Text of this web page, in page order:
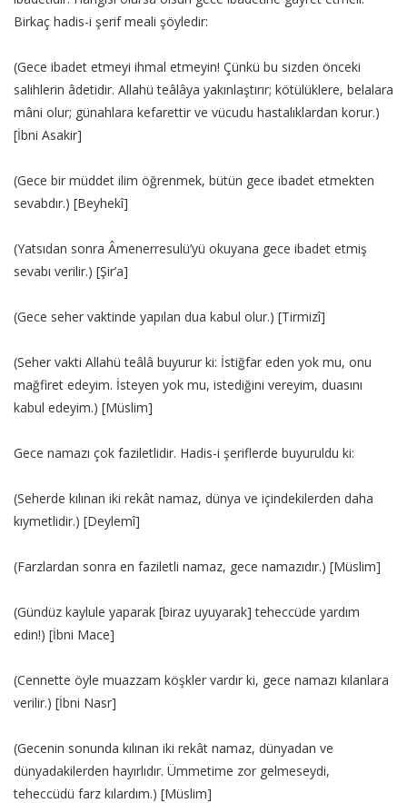
Birkaç hadis-i şerif meali şöyledir:
(Gece ibadet etmeyi ihmal etmeyin! Çünkü bu sizden önceki
salihlerin âdetidir. Allahü teâlâya yakınlaştırır; kötülüklere, belalara
mâni olur; günahlara kefarettir ve vücudu hastalıklardan korur.)
[İbni Asakir]
(Gece bir müddet ilim öğrenmek, bütün gece ibadet etmekten
sevabdır.) [Beyhekî]
(Yatsıdan sonra Âmenerresulü’yü okuyana gece ibadet etmiş
sevabı verilir.) [Şir’a]
(Gece seher vaktinde yapılan dua kabul olur.) [Tirmizî]
(Seher vakti Allahü teâlâ buyurur ki: İstiğfar eden yok mu, onu
mağfiret edeyim. İsteyen yok mu, istediğini vereyim, duasını
kabul edeyim.) [Müslim]
Gece namazı çok faziletlidir. Hadis-i şeriflerde buyuruldu ki:
(Seherde kılınan iki rekât namaz, dünya ve içindekilerden daha
kıymetlidir.) [Deylemî]
(Farzlardan sonra en faziletli namaz, gece namazıdır.) [Müslim]
(Gündüz kaylule yaparak [biraz uyuyarak] teheccüde yardım
edin!) [İbni Mace]
(Cennette öyle muazzam köşkler vardır ki, gece namazı kılanlara
verilir.) [İbni Nasr]
(Gecenin sonunda kılınan iki rekât namaz, dünyadan ve
dünyadakilerden hayırlıdır. Ümmetime zor gelmeseydi,
teheccüdü farz kılardım.) [Müslim]